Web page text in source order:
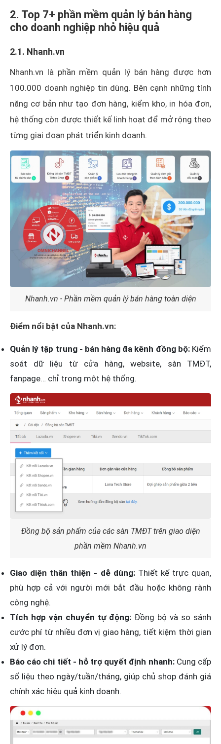
2. Top 7+ phần mềm quản lý bán hàng
cho doanh nghiệp nhỏ hiệu quả
2.1. Nhanh.vn
Nhanh.vn là phần mềm quản lý bán hàng được hơn
100.000 doanh nghiệp tin dùng. Bên cạnh những tính
năng cơ bản như tạo đơn hàng, kiểm kho, in hóa đơn,
hệ thống còn được thiết kế linh hoạt để mở rộng theo
từng giai đoạn phát triển kinh doanh.
Nhanh.vn - Phần mềm quản lý bán hàng toàn diện
Điểm nổi bật của Nhanh.vn:
Quản lý tập trung - bán hàng đa kênh đồng bộ:Kiểm
soát dữ liệu từ cửa hàng, website, sàn TMĐT,
fanpage… chỉ trong một hệ thống.
Đồng bộ sản phẩm của các sàn TMĐT trên giao diện
phần mềm Nhanh.vn
Giao diện thân thiện - dễ dùng:Thiết kế trực quan,
phù hợp cả với người mới bắt đầu hoặc không rành
công nghệ.
Tích hợp vận chuyển tự động: Đồng bộ và so sánh
cước phí từ nhiều đơn vị giao hàng, tiết kiệm thời gian
xử lý đơn.
Báo cáo chi tiết - hỗ trợ quyết định nhanh:Cung cấp
số liệu theo ngày/tuần/tháng, giúp chủ shop đánh giá
chính xác hiệu quả kinh doanh.